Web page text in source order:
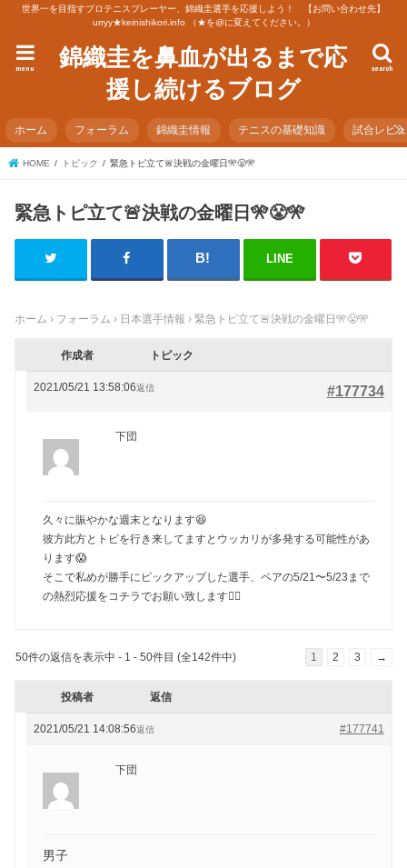
世界一を目指すプロテニスプレーヤー、錦織圭選手を応援しよう！ 【お問い合わせ先】
urryy★keinishikori.info （★を@に変えてください。）
錦織圭を鼻血が出るまで応
援し続けるブログ
search
menu
ホーム フォーラム 錦織圭情報 テニスの基礎知識 試合レビ
HOME トピック 緊急トピ立て🚨決戦の金曜日🎌😤🎌
緊急トピ立て🚨決戦の金曜日🎌😤🎌
LINE
ホーム › フォーラム › 日本選手情報 › 緊急トピ立て🚨決戦の金曜日🎌😤🎌
作成者 トピック
2021/05/21 13:58:06 #177734
返信
下団
久々に賑やかな週末となります😆
彼方此方とトピを行き来してますとウッカリが多発する可能性があ
ります😱
そこで私めが勝手にピックアップした選手、ペアの5/21〜5/23まで
の熱烈応援をコチラでお願い致します🙇‍♂️
50件の返信を表示中 - 1 - 50件目 (全142件中) 1 2 3 →
投稿者 返信
2021/05/21 14:08:56 #177741
返信
下団
男子